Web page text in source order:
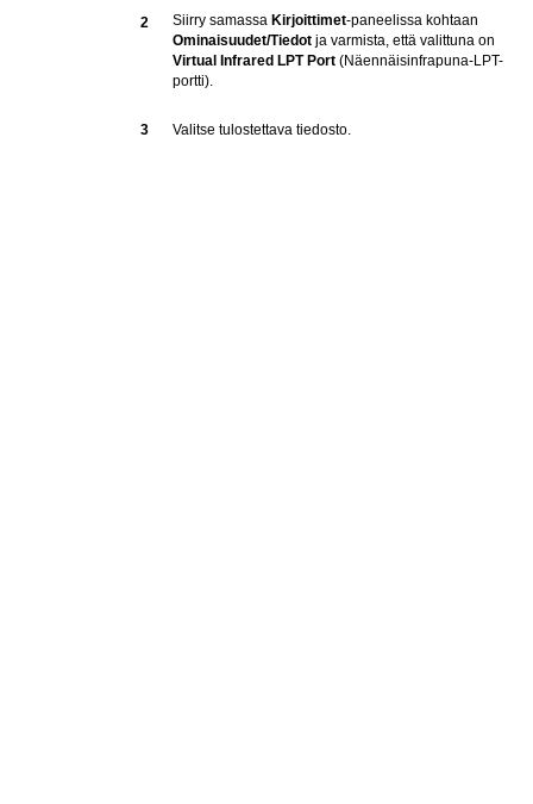
2 Siirry samassa Kirjoittimet-paneelissa kohtaan
Ominaisuudet/Tiedot ja varmista, että valittuna on
Virtual Infrared LPT Port (Näennäisinfrapuna-LPT-
portti).
3 Valitse tulostettava tiedosto.